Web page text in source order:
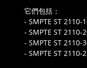
它們包括：
- SMPTE ST 2110-
- SMPTE ST 2110-
- SMPTE ST 2110-
- SMPTE ST 2110-